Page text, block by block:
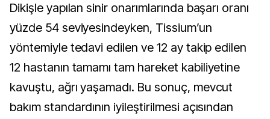
Dikişle yapılan sinir onarımlarında başarı oranı
yüzde 54 seviyesindeyken, Tissium’un
yöntemiyle tedavi edilen ve 12 ay takip edilen
12 hastanın tamamı tam hareket kabiliyetine
kavuştu, ağrı yaşamadı. Bu sonuç, mevcut
bakım standardının iyileştirilmesi açısından